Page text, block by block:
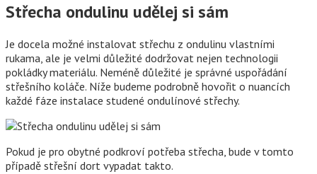
Střecha ondulinu udělej si sám
Je docela možné instalovat střechu z ondulinu vlastními
rukama, ale je velmi důležité dodržovat nejen technologii
pokládky materiálu. Neméně důležité je správné uspořádání
střešního koláče. Níže budeme podrobně hovořit o nuancích
každé fáze instalace studené ondulínové střechy.
Pokud je pro obytné podkroví potřeba střecha, bude v tomto
případě střešní dort vypadat takto.